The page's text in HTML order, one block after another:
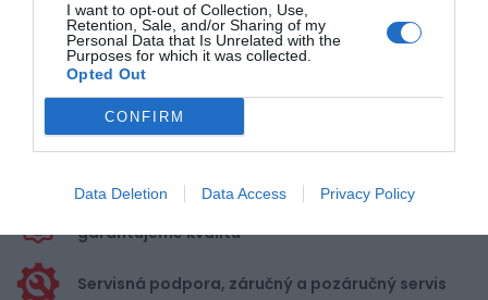
I want to opt-out of Collection, Use,
Retention, Sale, and/or Sharing of my
Personal Data that Is Unrelated with the
Purposes for which it was collected.
Opted Out
CONFIRM
Data Deletion Data Access Privacy Policy
Doprava zadarmo pri
nákupe nad 100,00 €
Bezpečná platba
garantujeme kvalitu
Servisná podpora, záručný a pozáručný servis